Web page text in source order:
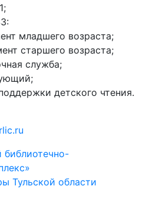
младшего возраста;
старшего возраста;
служба;
детского чтения.
библиотечно-
Тульской области